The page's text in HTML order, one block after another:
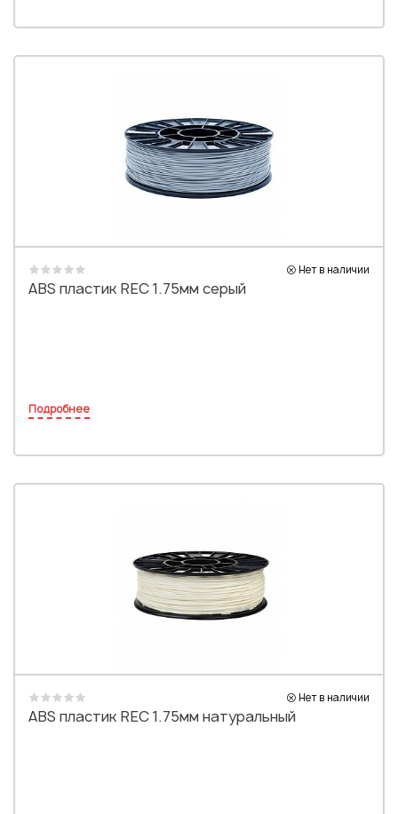
Нет в наличии
ABS пластик REC 1.75мм серый
Подробнее
Нет в наличии
ABS пластик REC 1.75мм натуральный